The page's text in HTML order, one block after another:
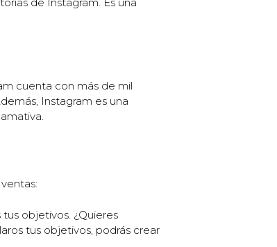
cuenta con más de mil
Instagram es una
objetivos. ¿Quieres
tus objetivos, podrás crear